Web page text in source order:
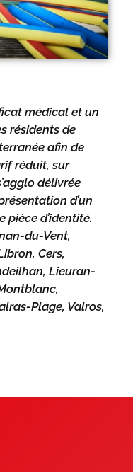
médical et un
résidents de
afin de
réduit, sur
délivrée
d’un
pièce d’identité.
du-Vent,
Cers,
Lieuran-
Plage, Valros,